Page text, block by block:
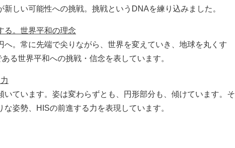
新しい可能性への挑戦。挑戦というDNAを練り込みました。
る。世界平和の理念
へ。常に先端で尖りながら、世界を変えていき、地球を丸くす
る世界平和への挑戦・信念を表しています。
いています。姿は変わらずとも、円形部分も、傾けています。そ
姿勢、HISの前進する力を表現しています。